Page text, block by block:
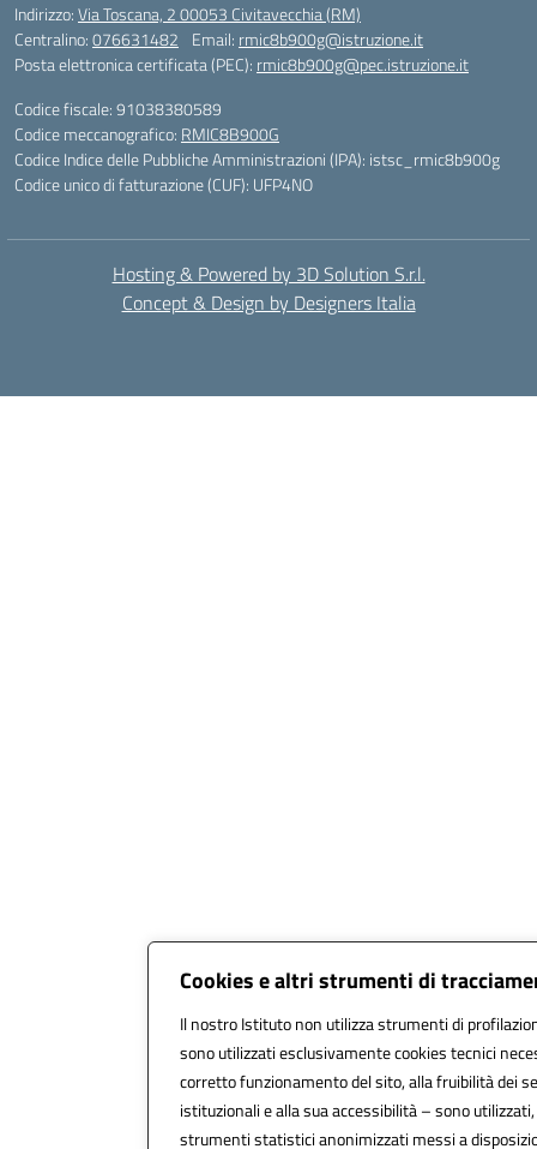
Cookies e altri strumenti di
Il nostro Istituto non utilizza strumenti di
sono utilizzati esclusivamente cookies tecnici
corretto funzionamento del sito, alla fruibilità dei
istituzionali e alla sua accessibilità – sono
strumenti statistici anonimizzati messi a
Indirizzo:Via Toscana, 2 00053 Civitavecchia (RM)
Centralino:076631482 Email: rmic8b900g@istruzione.it
Posta elettronica certificata (PEC): rmic8b900g@pec.istruzione.it
Codice fiscale: 91038380589
Codice meccanografico: RMIC8B900G
Codice Indice delle Pubbliche Amministrazioni (IPA): istsc_rmic8b900g
Codice unico di fatturazione (CUF): UFP4NO
Hosting & Powered by 3D Solution S.r.l.
Concept & Design by Designers Italia